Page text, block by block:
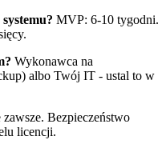
MVP: 6-10 tygodni.
Wykonawca na
albo Twój IT - ustal to w
zawsze. Bezpieczeństwo
licencji.